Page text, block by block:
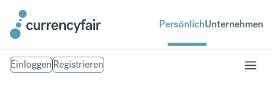
PersönlichUnternehmen
EinloggenRegistrieren